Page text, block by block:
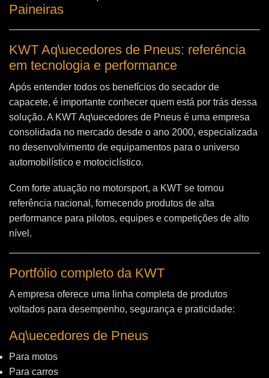
Paineiras
KWT Aq\uecedores de Pneus: referência
em tecnologia e performance
Após entender todos os benefícios do secador de
capacete, é importante conhecer quem está por trás dessa
solução. A KWT Aq\uecedores de Pneus é uma empresa
consolidada no mercado desde o ano 2000, especializada
no desenvolvimento de equipamentos para o universo
automobilístico e motociclístico.
Com forte atuação no motorsport, a KWT se tornou
referência nacional, fornecendo produtos de alta
performance para pilotos, equipes e competições de alto
nível.
Portfólio completo da KWT
A empresa oferece uma linha completa de produtos
voltados para desempenho, segurança e praticidade:
Aq\uecedores de Pneus
Para motos
Para carros